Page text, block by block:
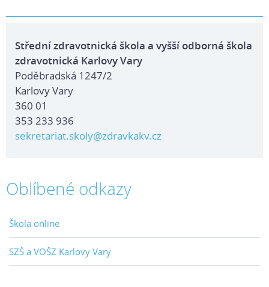
Střední zdravotnická škola a vyšší odborná škola
zdravotnická Karlovy Vary
Poděbradská 1247/2
Karlovy Vary
360 01
353 233 936
sekretariat.skoly@zdravkakv.cz
Oblíbené odkazy
Škola online
SZŠ a VOŠZ Karlovy Vary